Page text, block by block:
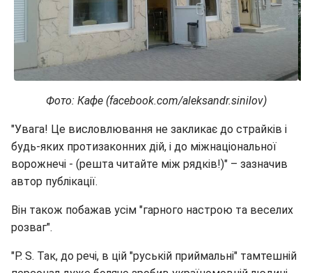
Фото: Кафе (facebook.com/aleksandr.sinilov)
"Увага! Це висловлювання не закликає до страйків і
будь-яких протизаконних дій, і до міжнаціональної
ворожнечі - (решта читайте між рядків!)" – зазначив
автор публікації.
Він також побажав усім "гарного настрою та веселих
розваг".
"P. S. Так, до речі, в цій "руській приймальні" тамтешній